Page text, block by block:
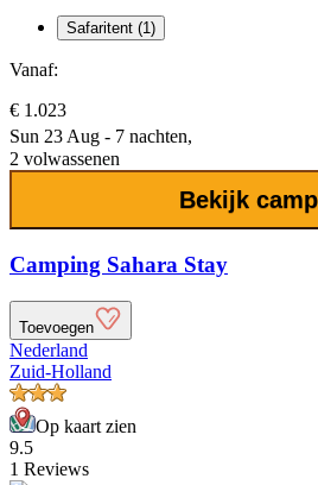
Safaritent (1)
Vanaf:
€ 1.023
Sun 23 Aug - 7 nachten,
2 volwassenen
Bekijk
Camping Sahara Stay
Toevoegen
Nederland
Zuid-Holland
Op kaart zien
9.5
1 Reviews